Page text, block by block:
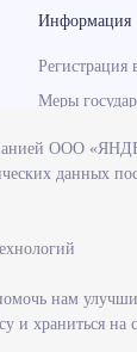
Информация
Регистрация
Меры
Информация
ООО
данных
нам
и храниться на